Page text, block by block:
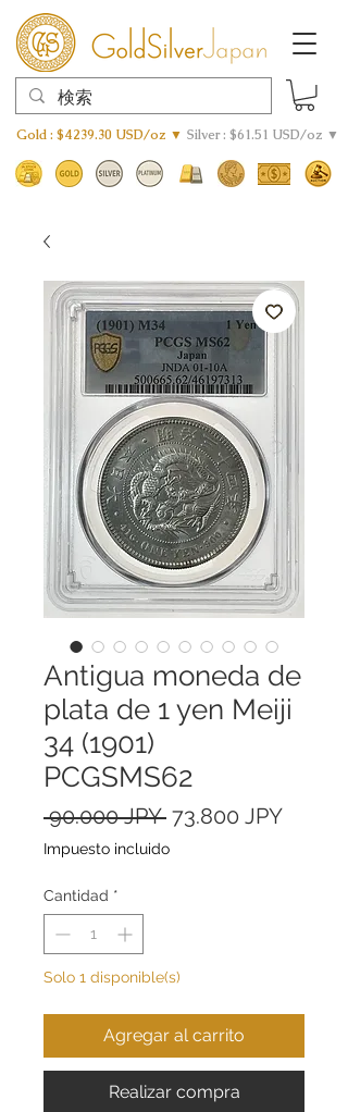
Gold : $4239.30 USD/oz ▼ Silver : $61.51 USD/oz ▼
Antigua moneda de
plata de 1 yen Meiji
34 (1901)
PCGSMS62
90.000 JPY Precio
73.800 JPYPrecio
Impuesto incluido
Cantidad *
Solo 1 disponible(s)
Agregar al carrito
Realizar compra